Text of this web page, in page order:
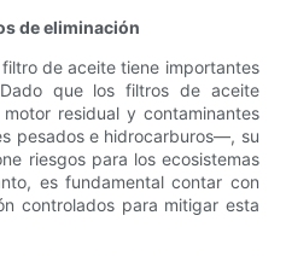
de eliminación
de aceite tiene importantes
Dado que los filtros de aceite
residual y contaminantes
pesados ​​e hidrocarburos—, su
riesgos para los ecosistemas
es fundamental contar con
controlados para mitigar esta